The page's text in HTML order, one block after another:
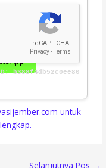
Anda sekarang.
RAB!
untuk
Selanjutnya Pos →